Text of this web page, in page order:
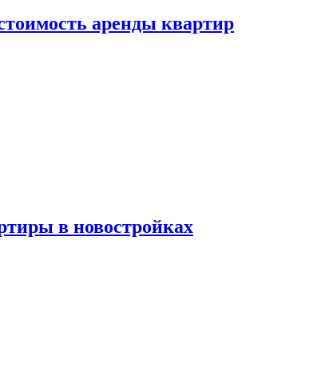
аренды квартир
в новостройках